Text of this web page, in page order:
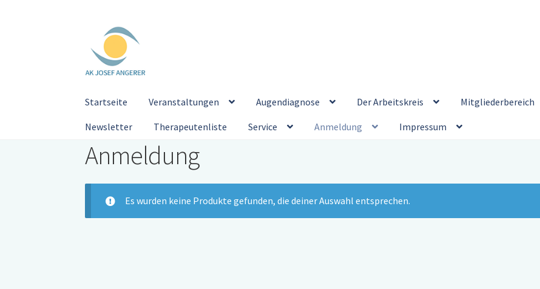
Navigation
springen
Inhalt
springen
Startseite Veranstaltungen Augendiagnose Der Arbeitskreis Mitgliederbereich
Newsletter Therapeutenliste Service Anmeldung Impressum
Anmeldung
Es wurden keine Produkte gefunden, die deiner Auswahl entsprechen.